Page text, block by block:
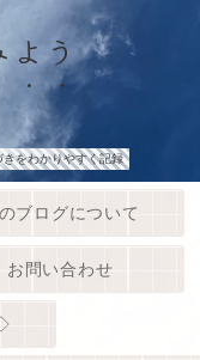
よう
をわかりやすく記録
ブログについて
お問い合わせ